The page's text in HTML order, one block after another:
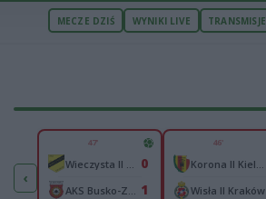
MECZE DZIŚ WYNIKI LIVE TRANSMISJE
‹
2
1
47'
0
1
46'
Wisła II Kraków